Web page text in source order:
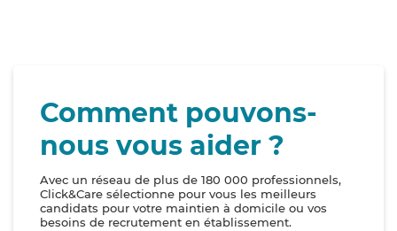
Comment pouvons-
nous vous aider ?
Avec un réseau de plus de 180 000 professionnels,
Click&Care sélectionne pour vous les meilleurs
candidats pour votre maintien à domicile ou vos
besoins de recrutement en établissement.